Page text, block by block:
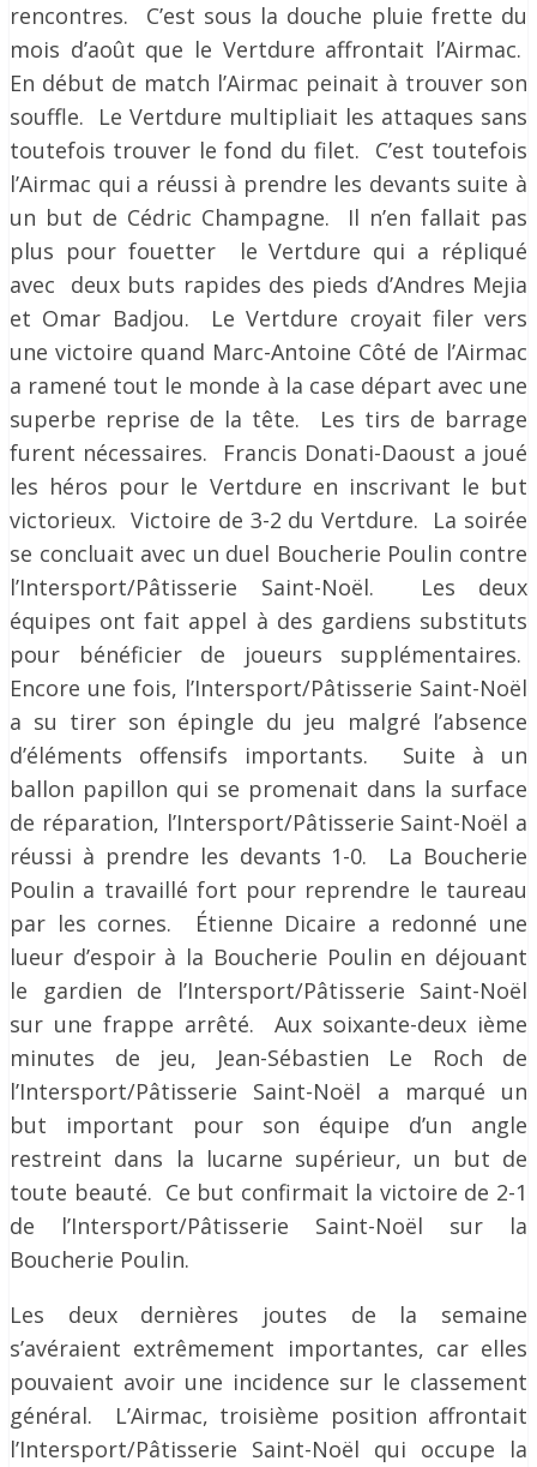
rencontres. C’est sous la douche pluie frette du
mois d’août que le Vertdure affrontait l’Airmac.
En début de match l’Airmac peinait à trouver son
souffle. Le Vertdure multipliait les attaques sans
toutefois trouver le fond du filet. C’est toutefois
l’Airmac qui a réussi à prendre les devants suite à
un but de Cédric Champagne. Il n’en fallait pas
plus pour fouetter le Vertdure qui a répliqué
avec deux buts rapides des pieds d’Andres Mejia
et Omar Badjou. Le Vertdure croyait filer vers
une victoire quand Marc-Antoine Côté de l’Airmac
a ramené tout le monde à la case départ avec une
superbe reprise de la tête. Les tirs de barrage
furent nécessaires. Francis Donati-Daoust a joué
les héros pour le Vertdure en inscrivant le but
victorieux. Victoire de 3-2 du Vertdure. La soirée
se concluait avec un duel Boucherie Poulin contre
l’Intersport/Pâtisserie Saint-Noël. Les deux
équipes ont fait appel à des gardiens substituts
pour bénéficier de joueurs supplémentaires.
Encore une fois, l’Intersport/Pâtisserie Saint-Noël
a su tirer son épingle du jeu malgré l’absence
d’éléments offensifs importants. Suite à un
ballon papillon qui se promenait dans la surface
de réparation, l’Intersport/Pâtisserie Saint-Noël a
réussi à prendre les devants 1-0. La Boucherie
Poulin a travaillé fort pour reprendre le taureau
par les cornes. Étienne Dicaire a redonné une
lueur d’espoir à la Boucherie Poulin en déjouant
le gardien de l’Intersport/Pâtisserie Saint-Noël
sur une frappe arrêté. Aux soixante-deux ième
minutes de jeu, Jean-Sébastien Le Roch de
l’Intersport/Pâtisserie Saint-Noël a marqué un
but important pour son équipe d’un angle
restreint dans la lucarne supérieur, un but de
toute beauté. Ce but confirmait la victoire de 2-1
de l’Intersport/Pâtisserie Saint-Noël sur la
Boucherie Poulin.
Les deux dernières joutes de la semaine
s’avéraient extrêmement importantes, car elles
pouvaient avoir une incidence sur le classement
général. L’Airmac, troisième position affrontait
l’Intersport/Pâtisserie Saint-Noël qui occupe la